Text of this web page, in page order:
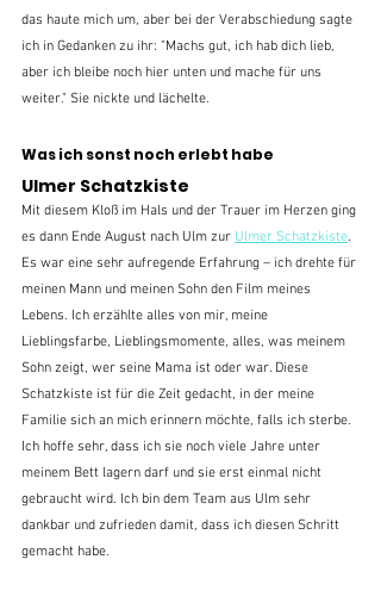
das haute mich um, aber bei der Verabschiedung sagte
ich in Gedanken zu ihr: "Machs gut, ich hab dich lieb,
aber ich bleibe noch hier unten und mache für uns
weiter." Sie nickte und lächelte.
Was ich sonst noch erlebt habe
Ulmer Schatzkiste
Mit diesem Kloß im Hals und der Trauer im Herzen ging
es dann Ende August nach Ulm zur Ulmer Schatzkiste.
Es war eine sehr aufregende Erfahrung – ich drehte für
meinen Mann und meinen Sohn den Film meines
Lebens. Ich erzählte alles von mir, meine
Lieblingsfarbe, Lieblingsmomente, alles, was meinem
Sohn zeigt, wer seine Mama ist oder war. Diese
Schatzkiste ist für die Zeit gedacht, in der meine
Familie sich an mich erinnern möchte, falls ich sterbe.
Ich hoffe sehr, dass ich sie noch viele Jahre unter
meinem Bett lagern darf und sie erst einmal nicht
gebraucht wird. Ich bin dem Team aus Ulm sehr
dankbar und zufrieden damit, dass ich diesen Schritt
gemacht habe.